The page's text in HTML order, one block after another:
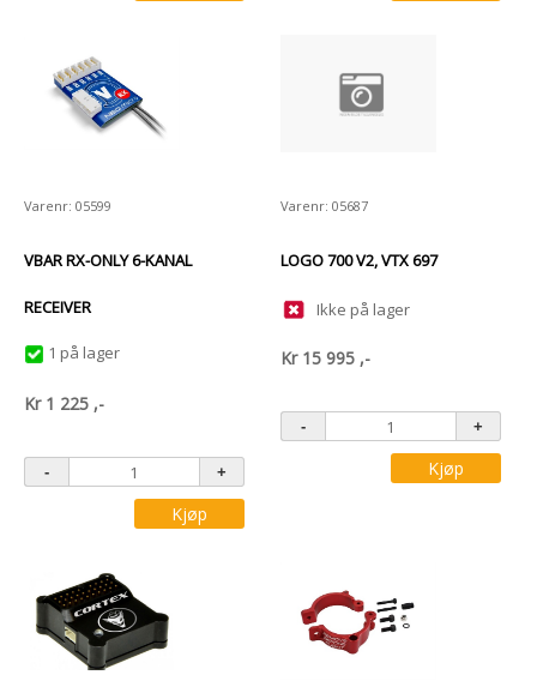
Varenr: 05599
VBAR RX-ONLY 6-KANAL
RECEIVER
1 på lager
Kr 1 225 ,-
Kjøp
Varenr: 05687
LOGO 700 V2, VTX 697
Ikke på lager
Kr 15 995 ,-
Kjøp